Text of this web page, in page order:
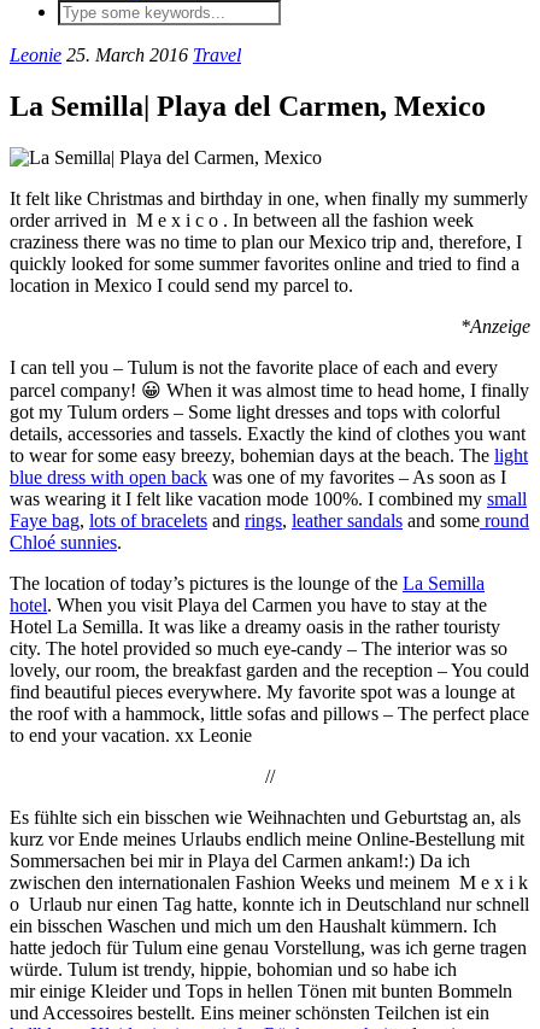
Leonie 25. March 2016 Travel
La Semilla| Playa del Carmen, Mexico
It felt like Christmas and birthday in one, when finally my summerly
order arrived in M e x i c o . In between all the fashion week
craziness there was no time to plan our Mexico trip and, therefore, I
quickly looked for some summer favorites online and tried to find a
location in Mexico I could send my parcel to.
*Anzeige
I can tell you – Tulum is not the favorite place of each and every
parcel company! 😀 When it was almost time to head home, I finally
got my Tulum orders – Some light dresses and tops with colorful
details, accessories and tassels. Exactly the kind of clothes you want
to wear for some easy breezy, bohemian days at the beach. The light
blue dress with open back was one of my favorites – As soon as I
was wearing it I felt like vacation mode 100%. I combined my small
Faye bag, lots of bracelets and rings, leather sandals and some round
Chloé sunnies.
The location of today’s pictures is the lounge of the La Semilla
hotel. When you visit Playa del Carmen you have to stay at the
Hotel La Semilla. It was like a dreamy oasis in the rather touristy
city. The hotel provided so much eye-candy – The interior was so
lovely, our room, the breakfast garden and the reception – You could
find beautiful pieces everywhere. My favorite spot was a lounge at
the roof with a hammock, little sofas and pillows – The perfect place
to end your vacation. xx Leonie
//
Es fühlte sich ein bisschen wie Weihnachten und Geburtstag an, als
kurz vor Ende meines Urlaubs endlich meine Online-Bestellung mit
Sommersachen bei mir in Playa del Carmen ankam!:) Da ich
zwischen den internationalen Fashion Weeks und meinem M e x i k
o Urlaub nur einen Tag hatte, konnte ich in Deutschland nur schnell
ein bisschen Waschen und mich um den Haushalt kümmern. Ich
hatte jedoch für Tulum eine genau Vorstellung, was ich gerne tragen
würde. Tulum ist trendy, hippie, bohomian und so habe ich
mir einige Kleider und Tops in hellen Tönen mit bunten Bommeln
und Accessoires bestellt. Eins meiner schönsten Teilchen ist ein